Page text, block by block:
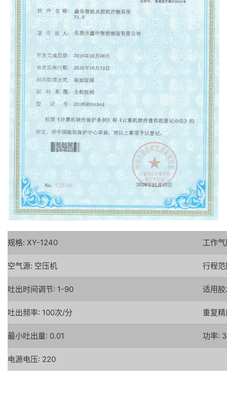
规格: XY-1240 工作
空气源: 空压机 行程
吐出时间调节: 1-90 适用
吐出频率: 100次/分 重复
最小吐出量: 0.01 功率:
电源电压: 220